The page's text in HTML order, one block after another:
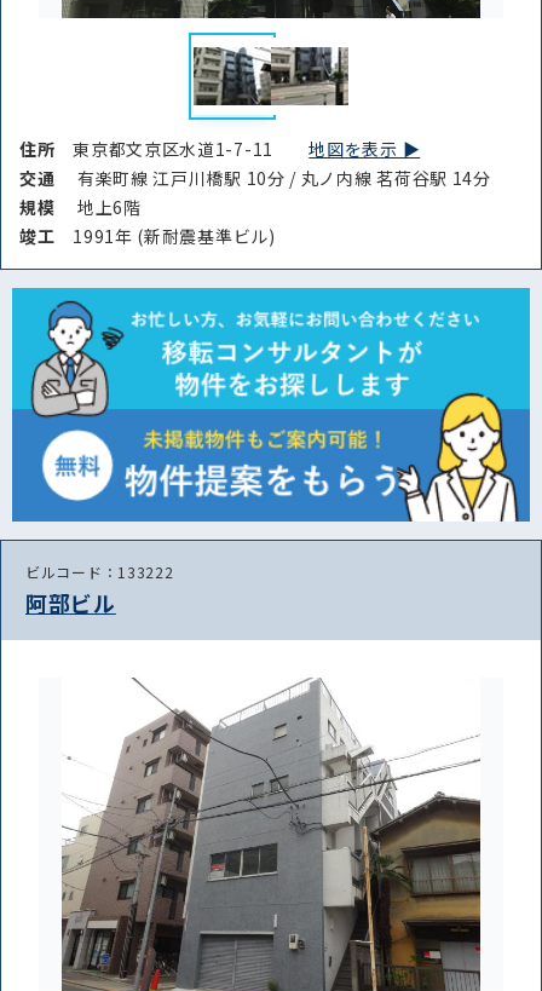
住所東京都文京区水道1-7-11地図を表示 ▶︎
交通
有楽町線 江戸川橋駅 10分 / 丸ノ内線 茗荷谷駅 14分
規模
地上6階
竣⼯ 1991年 (新耐震基準ビル)
ビルコード：133222
阿部ビル